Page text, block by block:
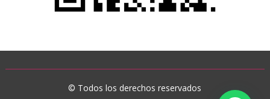
© Todos los derechos reservados